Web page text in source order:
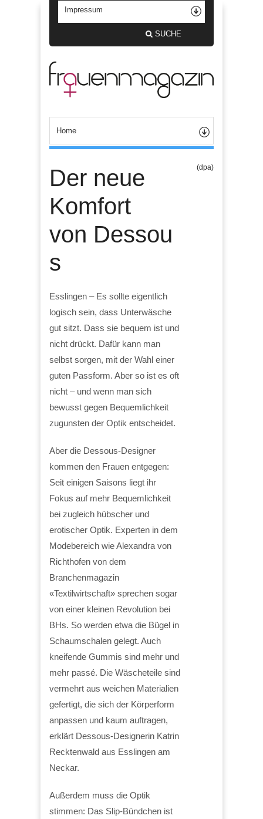
SUCHE
Der neue
Komfort
von Dessou
s
(dpa)
Esslingen – Es sollte eigentlich
logisch sein, dass Unterwäsche
gut sitzt. Dass sie bequem ist und
nicht drückt. Dafür kann man
selbst sorgen, mit der Wahl einer
guten Passform. Aber so ist es oft
nicht – und wenn man sich
bewusst gegen Bequemlichkeit
zugunsten der Optik entscheidet.
Aber die Dessous-Designer
kommen den Frauen entgegen:
Seit einigen Saisons liegt ihr
Fokus auf mehr Bequemlichkeit
bei zugleich hübscher und
erotischer Optik. Experten in dem
Modebereich wie Alexandra von
Richthofen von dem
Branchenmagazin
«Textilwirtschaft» sprechen sogar
von einer kleinen Revolution bei
BHs. So werden etwa die Bügel in
Schaumschalen gelegt. Auch
kneifende Gummis sind mehr und
mehr passé. Die Wäscheteile sind
vermehrt aus weichen Materialien
gefertigt, die sich der Körperform
anpassen und kaum auftragen,
erklärt Dessous-Designerin Katrin
Recktenwald aus Esslingen am
Neckar.
Außerdem muss die Optik
stimmen: Das Slip-Bündchen ist